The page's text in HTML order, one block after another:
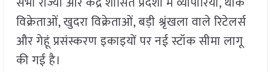
विक्रेताओं, खुदरा विक्रेताओं, बड़ी श्रृंखला वाले रिटेलर्स
और गेहूं प्रसंस्करण इकाइयों पर नई स्टॉक सीमा लागू
की गई है।